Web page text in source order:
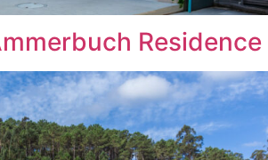
Residence